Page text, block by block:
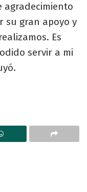
agradecimiento
su gran apoyo y
Es
servir a mi